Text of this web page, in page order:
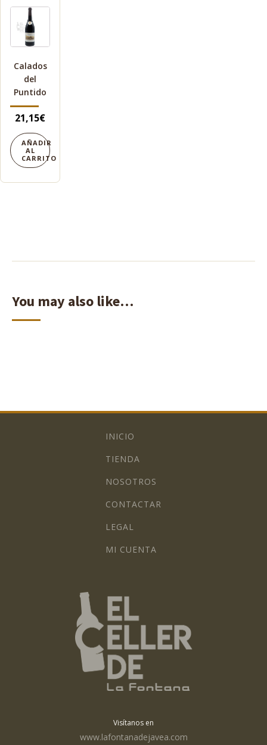
Calados
del
Puntido
21,15€
AÑADIR
AL
CARRITO
You may also like…
INICIO
TIENDA
NOSOTROS
CONTACTAR
LEGAL
MI CUENTA
Visítanos en
www.lafontanadejavea.com